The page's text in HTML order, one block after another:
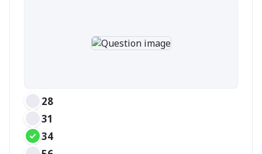
28
31
34